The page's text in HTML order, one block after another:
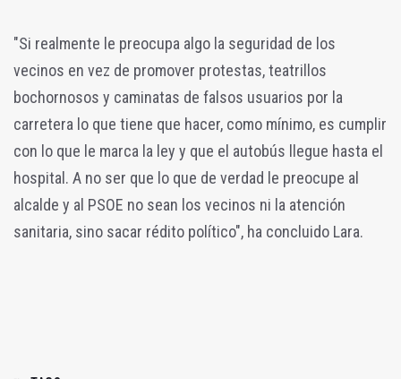
"Si realmente le preocupa algo la seguridad de los
vecinos en vez de promover protestas, teatrillos
bochornosos y caminatas de falsos usuarios por la
carretera lo que tiene que hacer, como mínimo, es cumplir
con lo que le marca la ley y que el autobús llegue hasta el
hospital. A no ser que lo que de verdad le preocupe al
alcalde y al PSOE no sean los vecinos ni la atención
sanitaria, sino sacar rédito político", ha concluido Lara.